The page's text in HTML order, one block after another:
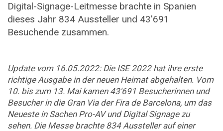
Digital-Signage-Leitmesse brachte in Spanien
dieses Jahr 834 Aussteller und 43'691
Besuchende zusammen.
Update vom 16.05.2022: Die ISE 2022 hat ihre erste
richtige Ausgabe in der neuen Heimat abgehalten. Vom
10. bis zum 13. Mai kamen 43'691 Besucherinnen und
Besucher in die Gran Via der Fira de Barcelona, um das
Neueste in Sachen Pro-AV und Digital Signage zu
sehen. Die Messe brachte 834 Aussteller auf einer